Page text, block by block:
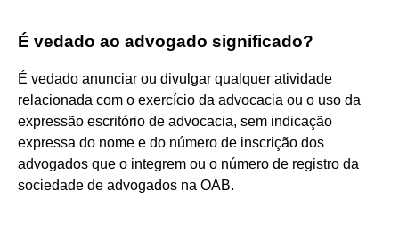
É vedado ao advogado significado?
É vedado anunciar ou divulgar qualquer atividade
relacionada com o exercício da advocacia ou o uso da
expressão escritório de advocacia, sem indicação
expressa do nome e do número de inscrição dos
advogados que o integrem ou o número de registro da
sociedade de advogados na OAB.